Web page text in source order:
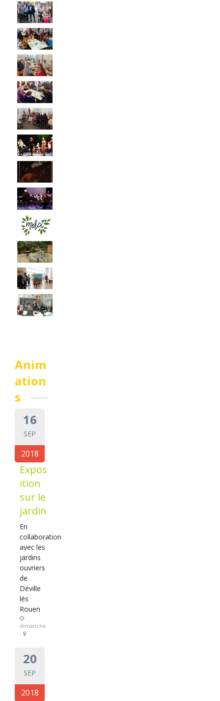
Anim
ation
s
16
SEP
2018
Expos
ition
sur le
jardin
En
collaboration
avec les
jardins
ouvriers
de
Déville
lès
Rouen
dimanche
-
20
SEP
2018